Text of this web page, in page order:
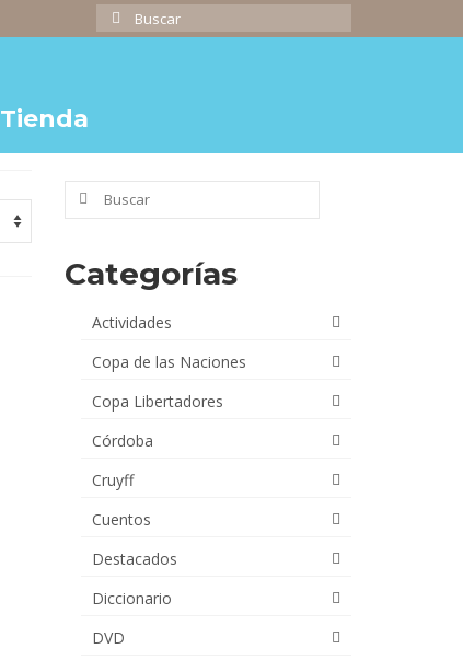
Buscar
por:
Tienda
Buscar
Categorías
Actividades
Copa de las Naciones
Copa Libertadores
Córdoba
Cruyff
Cuentos
Destacados
Diccionario
DVD